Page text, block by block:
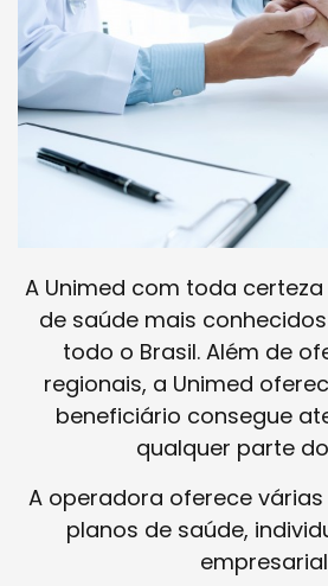
A Unimed com toda
de saúde mais
todo o Brasil. Além de
regionais, a Unimed
beneficiário consegue
qualquer parte
A operadora oferece
planos de saúde,